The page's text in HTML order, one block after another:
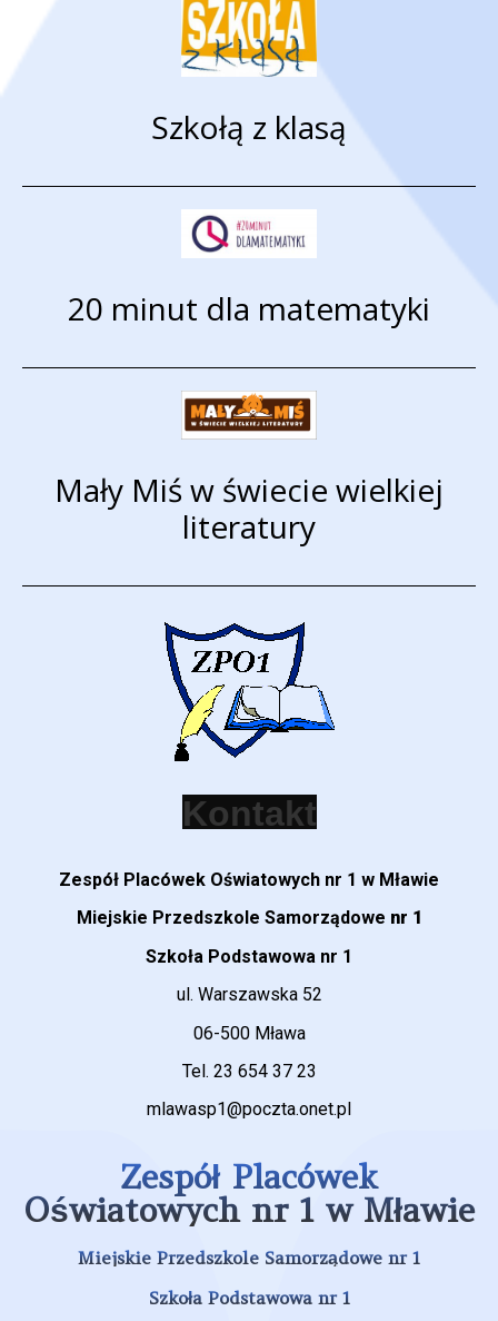
Szkołą z klasą
20 minut dla matematyki
Mały Miś w świecie wielkiej
literatury
K
Zespół Placówek Oświatowych nr 1 w Mławie
Miejskie Przedszkole Samorządowe nr 1
Szkoła Podstawowa nr 1
ul. Warszawska 52
06-500 Mława
Tel. 23 654 37 23
mlawasp1@poczta.onet.pl
Zespół Placówek
Oświatowych nr 1 w Mławie
Miejskie Przedszkole Samorządowe nr 1
Szkoła Podstawowa nr 1